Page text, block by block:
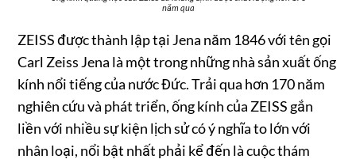
năm qua
ZEISS được thành lập tại Jena năm 1846 với tên gọi
Carl Zeiss Jena là một trong những nhà sản xuất ống
kính nổi tiếng của nước Đức. Trải qua hơn 170 năm
nghiên cứu và phát triển, ống kính của ZEISS gắn
liền với nhiều sự kiện lịch sử có ý nghĩa to lớn với
nhân loại, nổi bật nhất phải kể đến là cuộc thám